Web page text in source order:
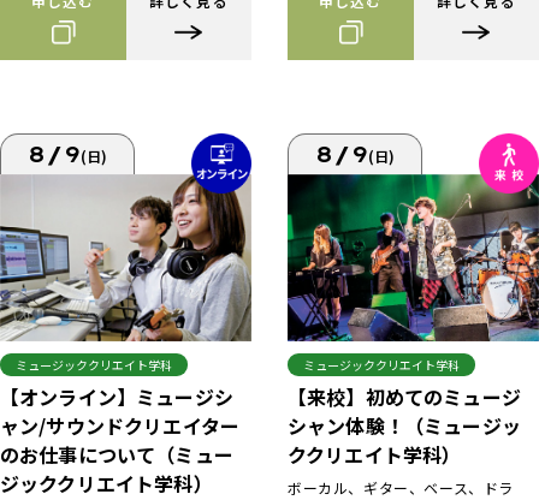
8/9(日)
ミュージッククリエイト学科
【オンライン】ミュージシ
ャン/サウンドクリエイター
のお仕事について（ミュー
ジッククリエイト学科）
8/9(日)
ミュージッククリエイト学科
【来校】初めてのミュージ
シャン体験！（ミュージッ
ククリエイト学科）
ボーカル、ギター、ベース、ドラ